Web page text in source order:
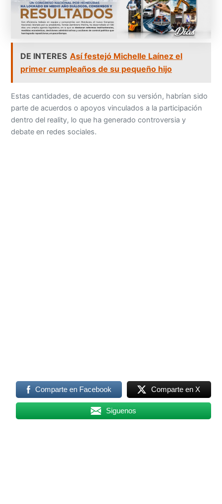
DE INTERES Así festejó Michelle Laínez el
primer cumpleaños de su pequeño hijo
Estas cantidades, de acuerdo con su versión, habrían sido
parte de acuerdos o apoyos vinculados a la participación
dentro del reality, lo que ha generado controversia y
debate en redes sociales.
Comparte en Facebook Comparte en X
Siguenos